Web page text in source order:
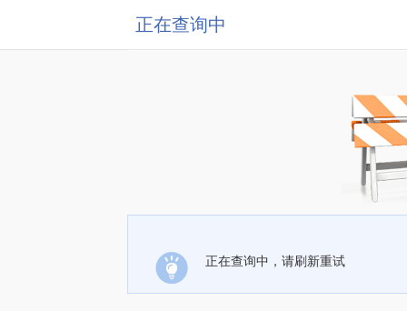
正在查询中
正在查询中，请刷新重试